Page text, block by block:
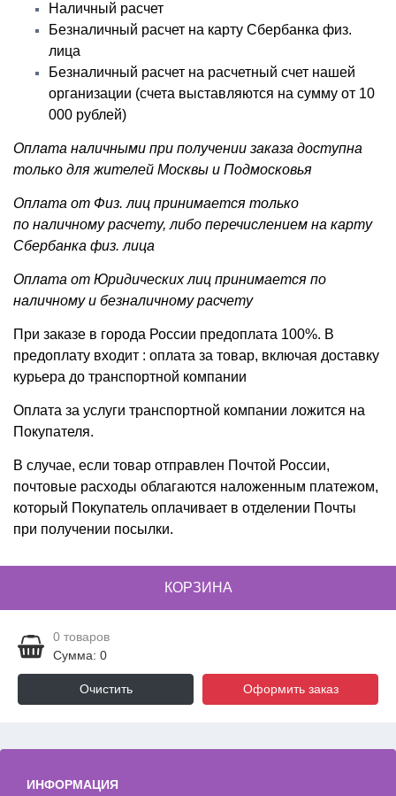
Наличный расчет
Безналичный расчет на карту Сбербанка физ.
лица
Безналичный расчет на расчетный счет нашей
организации (счета выставляются на сумму от 10
000 рублей)
Оплата наличными при получении заказа доступна
только для жителей Москвы и Подмосковья
Оплата от Физ. лиц принимается только
по наличному расчету, либо перечислением на карту
Сбербанка физ. лица
Оплата от Юридических лиц принимается по
наличному и безналичному расчету
При заказе в города России предоплата 100%. В
предоплату входит : оплата за товар, включая доставку
курьера до транспортной компании
Оплата за услуги транспортной компании ложится на
Покупателя.
В случае, если товар отправлен Почтой России,
почтовые расходы облагаются наложенным платежом,
который Покупатель оплачивает в отделении Почты
при получении посылки.
КОРЗИНА
0 товаров
Сумма: 0
Очистить Оформить заказ
ИНФОРМАЦИЯ